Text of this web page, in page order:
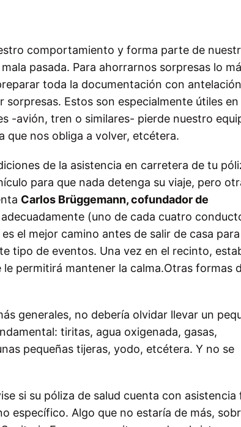
comportamiento y forma parte de
pasada. Para ahorrarnos sorpresas lo
toda la documentación con
Estos son especialmente útiles en
-avión, tren o similares- pierde nuestro
que nos obliga a volver, etcétera.
de la asistencia en carretera de tu
para que nada detenga su viaje, pero
Carlos Brüggemann, cofundador de
(uno de cada cuatro
el mejor camino antes de salir de casa
tipo de eventos. Una vez en el recinto,
permitirá mantener la calma.Otras formas
generales, no debería olvidar llevar un
tiritas, agua oxigenada, gasas,
pequeñas tijeras, yodo, etcétera. Y no se
si su póliza de salud cuenta con asistencia
específico. Algo que no estaría de más,